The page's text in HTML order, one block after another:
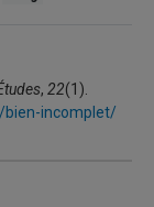
, 22(1).
incomplet/